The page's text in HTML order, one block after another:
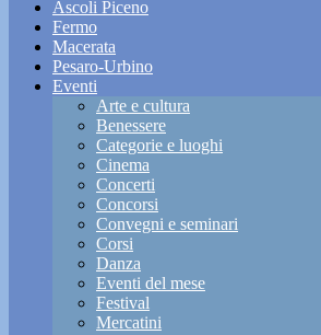
Ascoli Piceno
Fermo
Macerata
Pesaro-Urbino
Eventi
Arte e cultura
Benessere
Categorie e luoghi
Cinema
Concerti
Concorsi
Convegni e seminari
Corsi
Danza
Eventi del mese
Festival
Mercatini